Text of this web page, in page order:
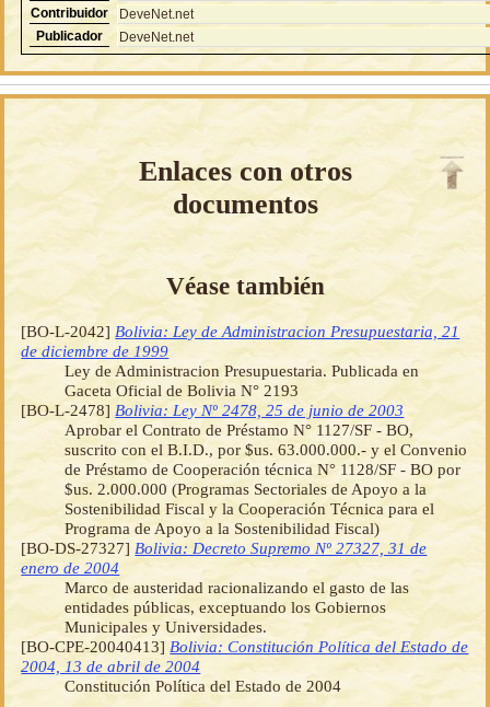
Contribuidor
DeveNet.net
Publicador
DeveNet.net
Enlaces con otros
documentos
Véase también
[BO-L-2042] Bolivia: Ley de Administracion Presupuestaria, 21
de diciembre de 1999
Ley de Administracion Presupuestaria. Publicada en
Gaceta Oficial de Bolivia N° 2193
[BO-L-2478] Bolivia: Ley Nº 2478, 25 de junio de 2003
Aprobar el Contrato de Préstamo N° 1127/SF - BO,
suscrito con el B.I.D., por $us. 63.000.000.- y el Convenio
de Préstamo de Cooperación técnica N° 1128/SF - BO por
$us. 2.000.000 (Programas Sectoriales de Apoyo a la
Sostenibilidad Fiscal y la Cooperación Técnica para el
Programa de Apoyo a la Sostenibilidad Fiscal)
[BO-DS-27327] Bolivia: Decreto Supremo Nº 27327, 31 de
enero de 2004
Marco de austeridad racionalizando el gasto de las
entidades públicas, exceptuando los Gobiernos
Municipales y Universidades.
[BO-CPE-20040413] Bolivia: Constitución Política del Estado de
2004, 13 de abril de 2004
Constitución Política del Estado de 2004